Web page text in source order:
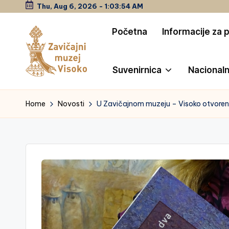
content
Thu, Aug 6, 2026 - 1:03:55 AM
Z
a
č
Početna Informacije za
Suvenirnica
Home Novosti U Zavičajnom muzeju – Visoko